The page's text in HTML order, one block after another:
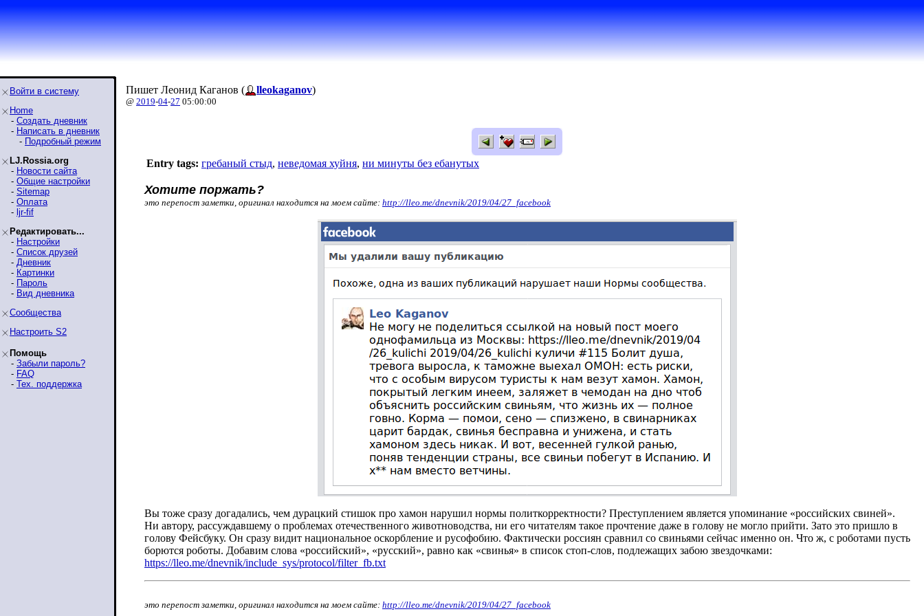
Войти в систему
Home
- Создать дневник
- Написать в дневник
- Подробный режим
LJ.Rossia.org
- Новости сайта
- Общие настройки
- Sitemap
- Оплата
- ljr-fif
Редактировать...
- Настройки
- Список друзей
- Дневник
- Картинки
- Пароль
- Вид дневника
Сообщества
Настроить S2
Помощь
- Забыли пароль?
- FAQ
- Тех. поддержка
Пишет Леонид Каганов ( lleokaganov)
@ 2019-04-27 05:00:00
Entry tags: гребаный стыд, неведомая хуйня, ни минуты без ебанутых
Хотите поржать?
это перепост заметки, оригинал находится на моем сайте: http://lleo.me/dnevnik/2019/04/27_facebook
Вы тоже сразу догадались, чем дурацкий стишок про хамон нарушил нормы политкорректности? Преступлением является упоминание «российских свиней».
Ни автору, рассуждавшему о проблемах отечественного животноводства, ни его читателям такое прочтение даже в голову не могло прийти. Зато это пришло в
голову Фейсбуку. Он сразу видит национальное оскорбление и русофобию. Фактически россиян сравнил со свиньями сейчас именно он. Что ж, с роботами пусть
борются роботы. Добавим слова «российский», «русский», равно как «свинья» в список стоп-слов, подлежащих забою звездочками:
https://lleo.me/dnevnik/include_sys/protocol/filter_fb.txt
это перепост заметки, оригинал находится на моем сайте: http://lleo.me/dnevnik/2019/04/27_facebook